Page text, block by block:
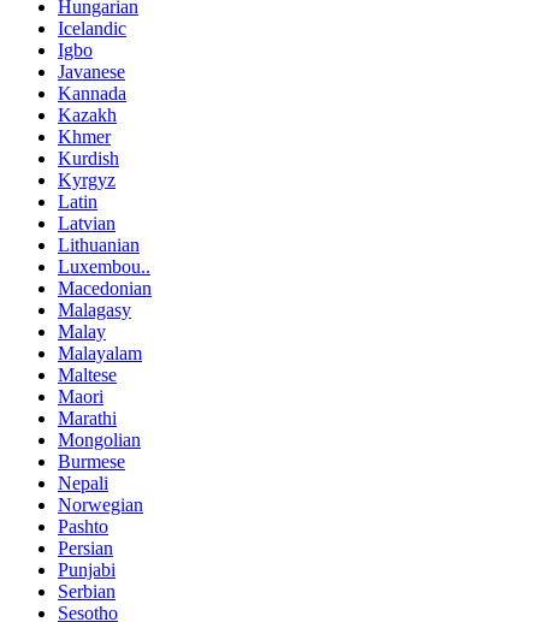
Hungarian
Icelandic
Igbo
Javanese
Kannada
Kazakh
Khmer
Kurdish
Kyrgyz
Latin
Latvian
Lithuanian
Luxembou..
Macedonian
Malagasy
Malay
Malayalam
Maltese
Maori
Marathi
Mongolian
Burmese
Nepali
Norwegian
Pashto
Persian
Punjabi
Serbian
Sesotho